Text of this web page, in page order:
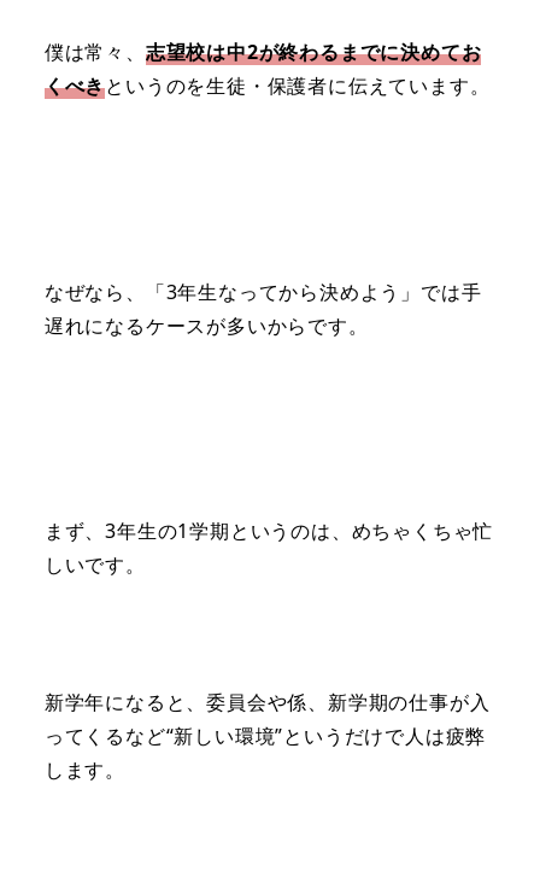
僕は常々、 志望校は中2が終わるまでに決めてお
くべきというのを生徒・保護者に伝えています。
なぜなら、「3年生なってから決めよう」では手
遅れになるケースが多いからです。
まず、3年生の1学期というのは、めちゃくちゃ忙
しいです。
新学年になると、委員会や係、新学期の仕事が入
ってくるなど“新しい環境”というだけで人は疲弊
します。